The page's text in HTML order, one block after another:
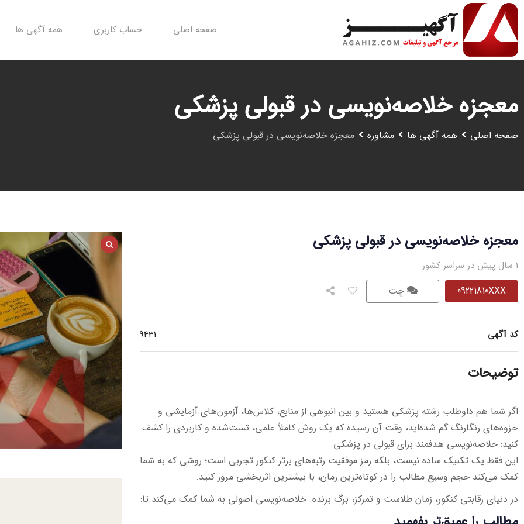
پرش
محتوا
صفحه اصلی حساب کاربری همه آگهی ها
معجزه خلاصه‌نویسی در قبولی پزشکی
صفحه اصلی همه آگهی ها مشاوره معجزه خلاصه‌نویسی در قبولی پزشکی
معجزه خلاصه‌نویسی در قبولی پزشکی
1 سال پیش در سراسر کشور
09221810XXX چت
کد آگهی 9431
توضیحات
اگر شما هم داوطلب رشته پزشکی هستید و بین انبوهی از منابع، کلاس‌ها، آزمون‌های آزمایشی و
جزوه‌های رنگارنگ گم شده‌اید، وقت آن رسیده که یک روش کاملاً علمی، تست‌شده و کاربردی را کشف
کنید: خلاصه‌نویسی هدفمند برای قبولی در پزشکی.
این فقط یک تکنیک ساده نیست، بلکه رمز موفقیت رتبه‌های برتر کنکور تجربی است؛ روشی که به شما
کمک می‌کند حجم وسیع مطالب را در کوتاه‌ترین زمان، با بیشترین اثربخشی مرور کنید.
در دنیای رقابتی کنکور، زمان طلاست و تمرکز، برگ برنده. خلاصه‌نویسی اصولی به شما کمک می‌کند تا: